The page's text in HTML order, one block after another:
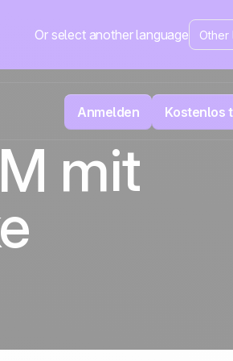
Or select another language
Anmelden Kostenlos
Die CRM- und Marketing-
Automatisierungsplattform
im
Televertrieb & Telemarketing
mit